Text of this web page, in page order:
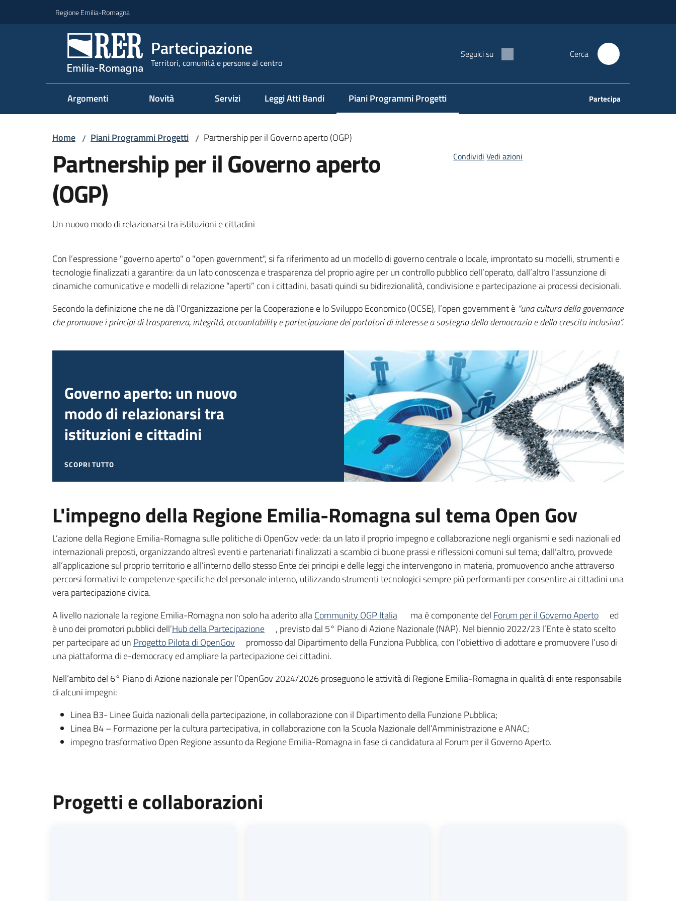
Regione Emilia-Romagna
Partecipazione
Territori, comunità e persone al centro
Seguici su Cerca
Argomenti Novità Servizi Leggi Atti Bandi Piani Programmi Progetti
Menu selezionato Partecipa
Home / Piani Programmi Progetti / Partnership per il Governo aperto (OGP)
Partnership per il Governo aperto
(OGP)
Un nuovo modo di relazionarsi tra istituzioni e cittadini
Condividi Vedi azioni
Con l’espressione "governo aperto" o "open government", si fa riferimento ad un modello di governo centrale o locale, improntato su modelli, strumenti e
tecnologie finalizzati a garantire: da un lato conoscenza e trasparenza del proprio agire per un controllo pubblico dell’operato, dall’altro l'assunzione di
dinamiche comunicative e modelli di relazione “aperti” con i cittadini, basati quindi su bidirezionalità, condivisione e partecipazione ai processi decisionali.
Secondo la definizione che ne dà l’Organizzazione per la Cooperazione e lo Sviluppo Economico (OCSE), l’open government è “una cultura della governance
che promuove i principi di trasparenza, integrità, accountability e partecipazione dei portatori di interesse a sostegno della democrazia e della crescita inclusiva”.
Governo aperto: un nuovo
modo di relazionarsi tra
istituzioni e cittadini
SCOPRI TUTTO
L'impegno della Regione Emilia-Romagna sul tema Open Gov
L’azione della Regione Emilia-Romagna sulle politiche di OpenGov vede: da un lato il proprio impegno e collaborazione negli organismi e sedi nazionali ed
internazionali preposti, organizzando altresì eventi e partenariati finalizzati a scambio di buone prassi e riflessioni comuni sul tema; dall’altro, provvede
all’applicazione sul proprio territorio e all’interno dello stesso Ente dei principi e delle leggi che intervengono in materia, promuovendo anche attraverso
percorsi formativi le competenze specifiche del personale interno, utilizzando strumenti tecnologici sempre più performanti per consentire ai cittadini una
vera partecipazione civica.
A livello nazionale la regione Emilia-Romagna non solo ha aderito allaCommunity OGP Italia ma è componente del Forum per il Governo Aperto
ed
è uno dei promotori pubblici dell’Hub della Partecipazione
, previsto dal 5° Piano di Azione Nazionale (NAP). Nel biennio 2022/23 l’Ente è stato scelto
per partecipare ad un Progetto Pilota di OpenGov
promosso dal Dipartimento della Funziona Pubblica, con l’obiettivo di adottare e promuovere l’uso di
una piattaforma di e-democracy ed ampliare la partecipazione dei cittadini.
Nell’ambito del 6° Piano di Azione nazionale per l’OpenGov 2024/2026 proseguono le attività di Regione Emilia-Romagna in qualità di ente responsabile
di alcuni impegni:
Linea B3- Linee Guida nazionali della partecipazione, in collaborazione con il Dipartimento della Funzione Pubblica;
Linea B4 – Formazione per la cultura partecipativa, in collaborazione con la Scuola Nazionale dell’Amministrazione e ANAC;
impegno trasformativo Open Regione assunto da Regione Emilia-Romagna in fase di candidatura al Forum per il Governo Aperto.
Progetti e collaborazioni